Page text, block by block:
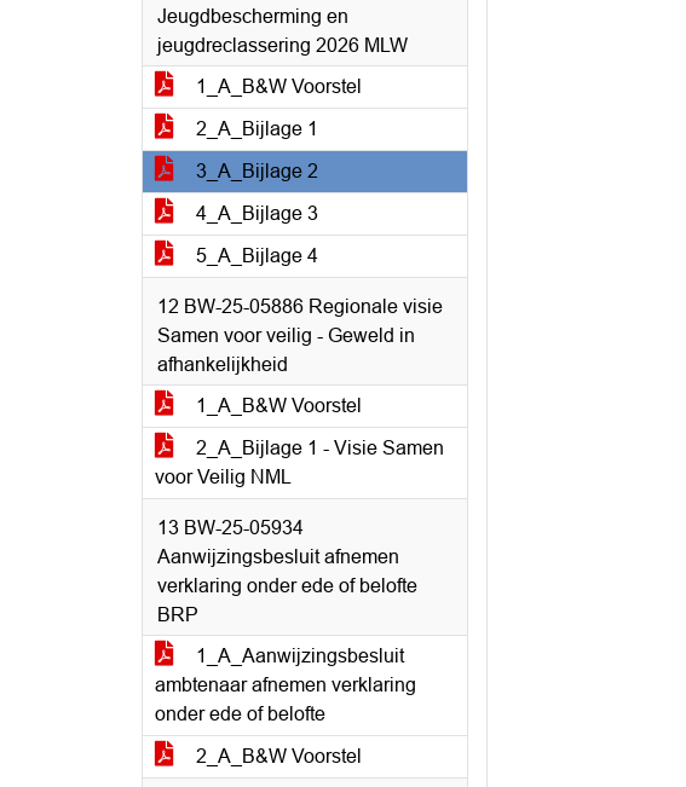
Jeugdbescherming en
jeugdreclassering 2026 MLW
1_A_B&W Voorstel
2_A_Bijlage 1
3_A_Bijlage 2
4_A_Bijlage 3
5_A_Bijlage 4
12 BW-25-05886 Regionale visie
Samen voor veilig - Geweld in
afhankelijkheid
1_A_B&W Voorstel
2_A_Bijlage 1 - Visie Samen
voor Veilig NML
13 BW-25-05934
Aanwijzingsbesluit afnemen
verklaring onder ede of belofte
BRP
1_A_Aanwijzingsbesluit
ambtenaar afnemen verklaring
onder ede of belofte
2_A_B&W Voorstel